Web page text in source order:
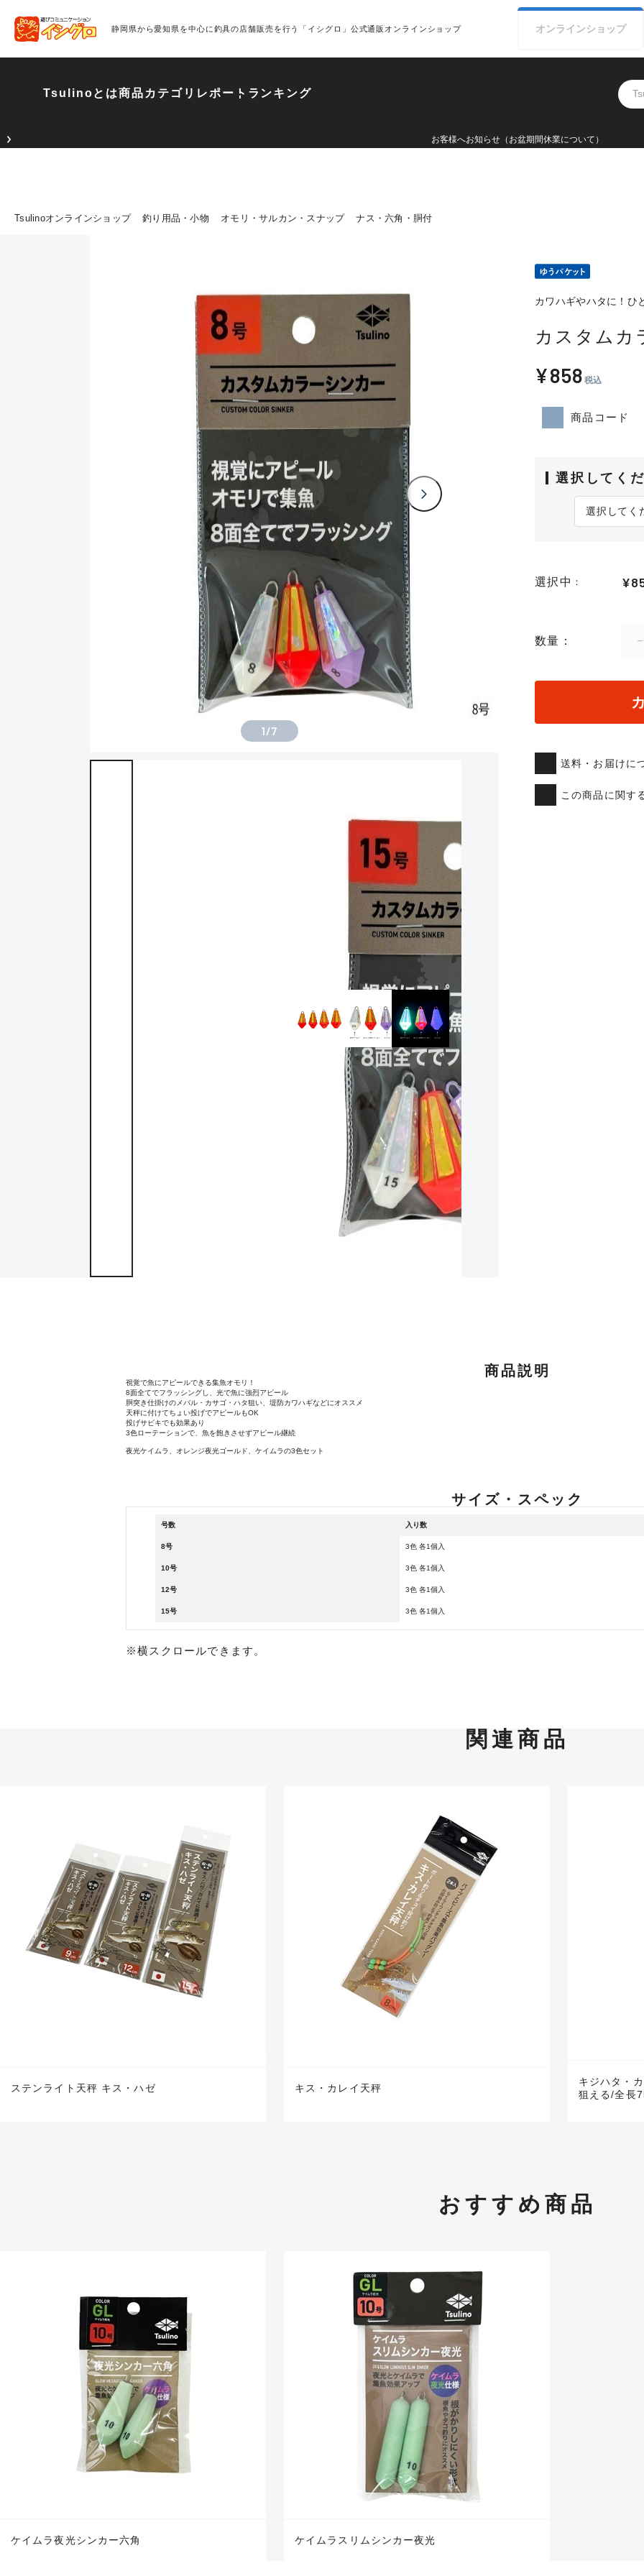
静岡県から愛知県を中心に釣具の店舗販売を行う「イシグロ」公式通販オンラインショップ オンラインショップ
Tsulinoとは商品カテゴリ レポート ランキング
Tsulinoオンラインショップ 釣り用品・小物 オモリ・サルカン・スナップ ナス・六角・胴付
良 SA
新古品（メーカー問屋から
品）
C-
かなり使用感があり、全体
D
著しく状態が悪いが使用は
※ルアー、エギ、雑品、その他につきましてはランク表記はござ
確認ください。
1/7
カワハギやハタに！ひ
カスタムカ
¥858 税込
商品コード
選択してく
選択中
数量
送料・お届けに
この商品に関す
商品説明
視覚で魚にアピールできる集魚オモリ！
8面全てでフラッシングし、光で魚に強烈アピール
胴突き仕掛けのメバル・カサゴ・ハタ狙い、堤防カワハギなどにオススメ
天秤に付けてちょい投げでアピールもOK
投げサビキでも効果あり
3色ローテーションで、魚を飽きさせずアピール継続
夜光ケイムラ、オレンジ夜光ゴールド、ケイムラの3色セット
サイズ・スペック
号数 入り数
8号 3色 各1個入
10号 3色 各1個入
12号 3色 各1個入
15号 3色 各1個入
※横スクロールできます。
関連商品
ステンライト天秤 キス・ハゼ キス・カレイ天秤
キジハタ・
狙える/全長
おすすめ商品
ケイムラ夜光シンカー六角 ケイムラスリムシンカー夜光